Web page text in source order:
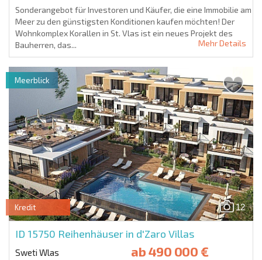
Sonderangebot für Investoren und Käufer, die eine Immobilie am
Meer zu den günstigsten Konditionen kaufen möchten! Der
Wohnkomplex Korallen in St. Vlas ist ein neues Projekt des
Bauherren, das...
Mehr Details
12
Kredit
ID 15750 Reihenhäuser in d'Zaro Villas
Sweti Wlas ab490 000 €
Meerblick